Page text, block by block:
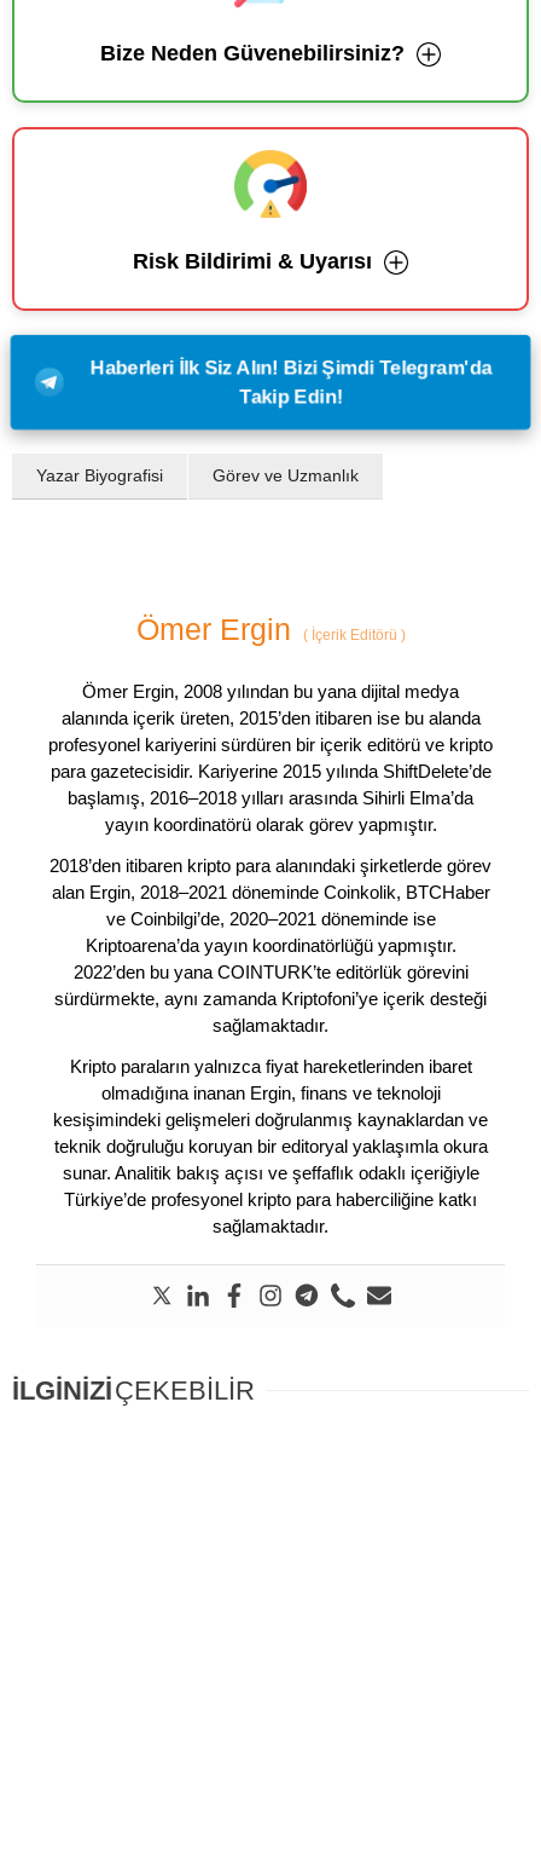
Bize Neden Güvenebilirsiniz?
Risk Bildirimi & Uyarısı
Haberleri İlk Siz Alın! Bizi Şimdi Telegram'da
Takip Edin!
Yazar Biyografisi Görev ve Uzmanlık
Ömer Ergin (İçerik Editörü )
Ömer Ergin, 2008 yılından bu yana dijital medya
alanında içerik üreten, 2015’den itibaren ise bu alanda
profesyonel kariyerini sürdüren bir içerik editörü ve kripto
para gazetecisidir. Kariyerine 2015 yılında ShiftDelete’de
başlamış, 2016–2018 yılları arasında Sihirli Elma’da
yayın koordinatörü olarak görev yapmıştır.
2018’den itibaren kripto para alanındaki şirketlerde görev
alan Ergin, 2018–2021 döneminde Coinkolik, BTCHaber
ve Coinbilgi’de, 2020–2021 döneminde ise
Kriptoarena’da yayın koordinatörlüğü yapmıştır.
2022’den bu yana COINTURK’te editörlük görevini
sürdürmekte, aynı zamanda Kriptofoni’ye içerik desteği
sağlamaktadır.
Kripto paraların yalnızca fiyat hareketlerinden ibaret
olmadığına inanan Ergin, finans ve teknoloji
kesişimindeki gelişmeleri doğrulanmış kaynaklardan ve
teknik doğruluğu koruyan bir editoryal yaklaşımla okura
sunar. Analitik bakış açısı ve şeffaflık odaklı içeriğiyle
Türkiye’de profesyonel kripto para haberciliğine katkı
sağlamaktadır.
İLGİNİZİÇEKEBİLİR